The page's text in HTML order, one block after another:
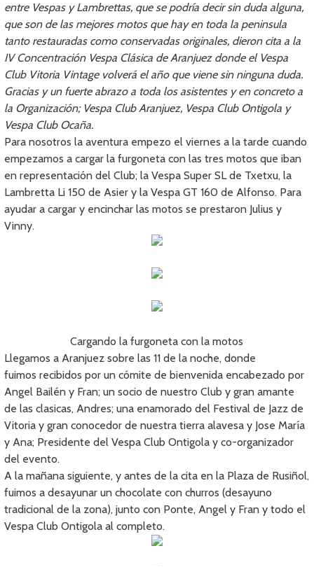
entre Vespas y Lambrettas, que se podría decir sin duda alguna,
que son de las mejores motos que hay en toda la peninsula
tanto restauradas como conservadas originales, dieron cita a la
IV Concentración Vespa Clásica de Aranjuez donde el Vespa
Club Vitoria Vintage volverá el año que viene sin ninguna duda.
Gracias y un fuerte abrazo a toda los asistentes y en concreto a
la Organización; Vespa Club Aranjuez, Vespa Club Ontigola y
Vespa Club Ocaña.
Para nosotros la aventura empezo el viernes a la tarde cuando
empezamos a cargar la furgoneta con las tres motos que iban
en representación del Club; la Vespa Super SL de Txetxu, la
Lambretta Li 150 de Asier y la Vespa GT 160 de Alfonso. Para
ayudar a cargar y encinchar las motos se prestaron Julius y
Vinny.
Cargando la furgoneta con la motos
Llegamos a Aranjuez sobre las 11 de la noche, donde
fuimos recibidos por un cómite de bienvenida encabezado por
Angel Bailén y Fran; un socio de nuestro Club y gran amante
de las clasicas, Andres; una enamorado del Festival de Jazz de
Vitoria y gran conocedor de nuestra tierra alavesa y Jose María
y Ana; Presidente del Vespa Club Ontigola y co-organizador
del evento.
A la mañana siguiente, y antes de la cita en la Plaza de Rusiñol,
fuimos a desayunar un chocolate con churros (desayuno
tradicional de la zona), junto con Ponte, Angel y Fran y todo el
Vespa Club Ontigola al completo.